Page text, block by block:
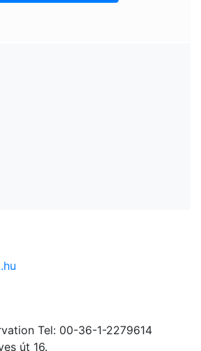
Tel: 00-36-1-2279614
út 16.